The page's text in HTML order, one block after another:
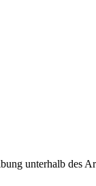
unterhalb des